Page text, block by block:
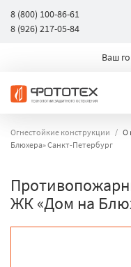
8 (800) 100-86-61
8 (926) 217-05-84
Ваш
Огнестойкие конструкции О
Блюхера» Санкт-Петербург
ЖК «Дом на